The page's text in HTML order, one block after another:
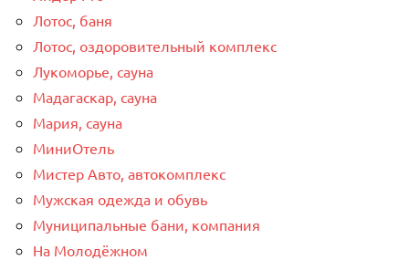
Лотос, баня
Лотос, оздоровительный комплекс
Лукоморье, сауна
Мадагаскар, сауна
Мария, сауна
МиниОтель
Мистер Авто, автокомплекс
Мужская одежда и обувь
Муниципальные бани, компания
На Молодёжном